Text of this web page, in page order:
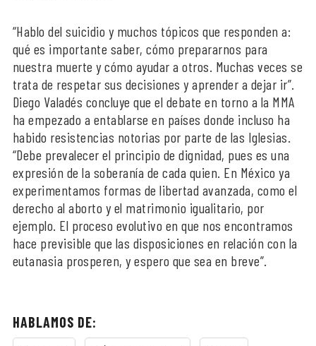
“Hablo del suicidio y muchos tópicos que responden a:
qué es importante saber, cómo prepararnos para
nuestra muerte y cómo ayudar a otros. Muchas veces se
trata de respetar sus decisiones y aprender a dejar ir”.
Diego Valadés concluye que el debate en torno a la MMA
ha empezado a entablarse en países donde incluso ha
habido resistencias notorias por parte de las Iglesias.
“Debe prevalecer el principio de dignidad, pues es una
expresión de la soberanía de cada quien. En México ya
experimentamos formas de libertad avanzada, como el
derecho al aborto y el matrimonio igualitario, por
ejemplo. El proceso evolutivo en que nos encontramos
hace previsible que las disposiciones en relación con la
eutanasia prosperen, y espero que sea en breve”.
HABLAMOS DE: